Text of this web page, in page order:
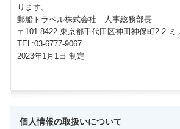
ります。
郵船トラベル株式会社 人事総務部長
〒101-8422 東京都千代田区神田神保町2-2 ミ
TEL:03-6777-9067
2023年1月1日 制定
個人情報の取扱いについて